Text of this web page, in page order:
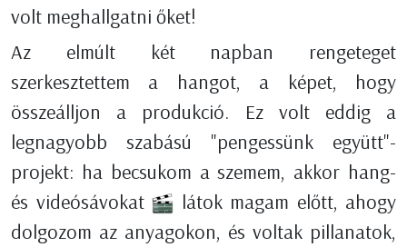
volt meghallgatni őket!
Az elmúlt két napban rengeteget
szerkesztettem a hangot, a képet, hogy
összeálljon a produkció. Ez volt eddig a
legnagyobb szabású "pengessünk együtt"-
projekt: ha becsukom a szemem, akkor hang-
és videósávokat
látok magam előtt, ahogy
dolgozom az anyagokon, és voltak pillanatok,